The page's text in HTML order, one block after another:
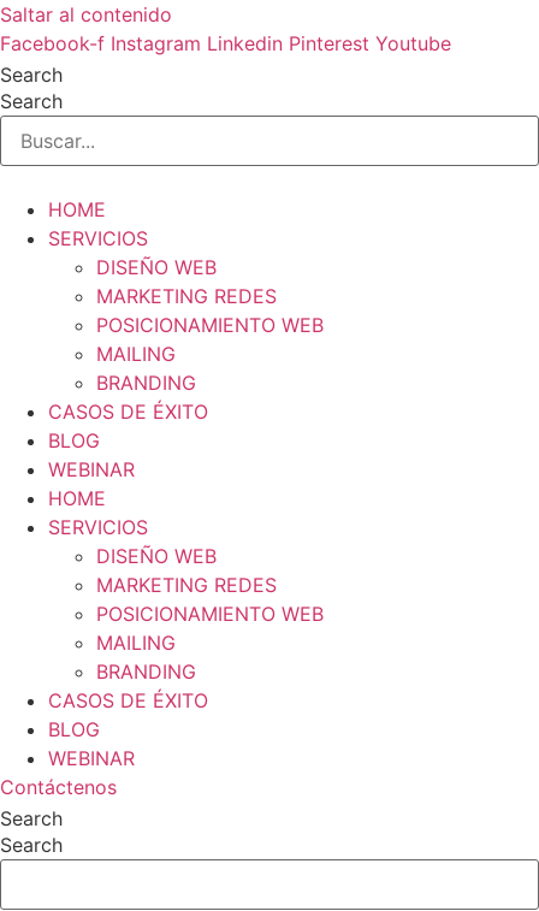
Saltar al contenido
Facebook-f Instagram Linkedin Pinterest Youtube
Search
Search
HOME
SERVICIOS
DISEÑO WEB
MARKETING REDES
POSICIONAMIENTO WEB
MAILING
BRANDING
CASOS DE ÉXITO
BLOG
WEBINAR
HOME
SERVICIOS
DISEÑO WEB
MARKETING REDES
POSICIONAMIENTO WEB
MAILING
BRANDING
CASOS DE ÉXITO
BLOG
WEBINAR
Contáctenos
Search
Search